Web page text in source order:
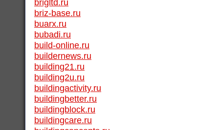
brigltd.ru
briz-base.ru
buarx.ru
bubadi.ru
build-online.ru
buildernews.ru
building21.ru
building2u.ru
buildingactivity.ru
buildingbetter.ru
buildingblock.ru
buildingcare.ru